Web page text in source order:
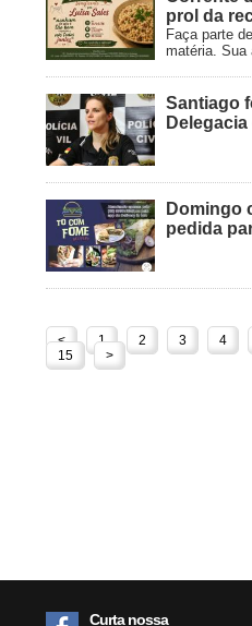
prol da
Faça parte
matéria. Sua
Santiago
Domingo
pedida
< 1 2 3 4
15
>
Curta nossa